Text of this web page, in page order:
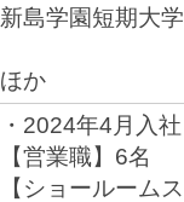
新島学園短期大
ほか
・2024年4月入社
【営業職】6名
【ショールーム